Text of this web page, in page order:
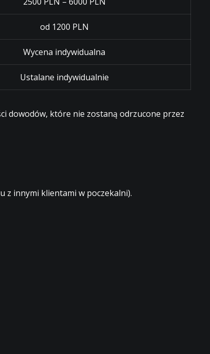
od 1200 PLN
Wycena indywidualna
Ustalane indywidualnie
dowodów, które nie zostaną odrzucone przez
z innymi klientami w poczekalni).